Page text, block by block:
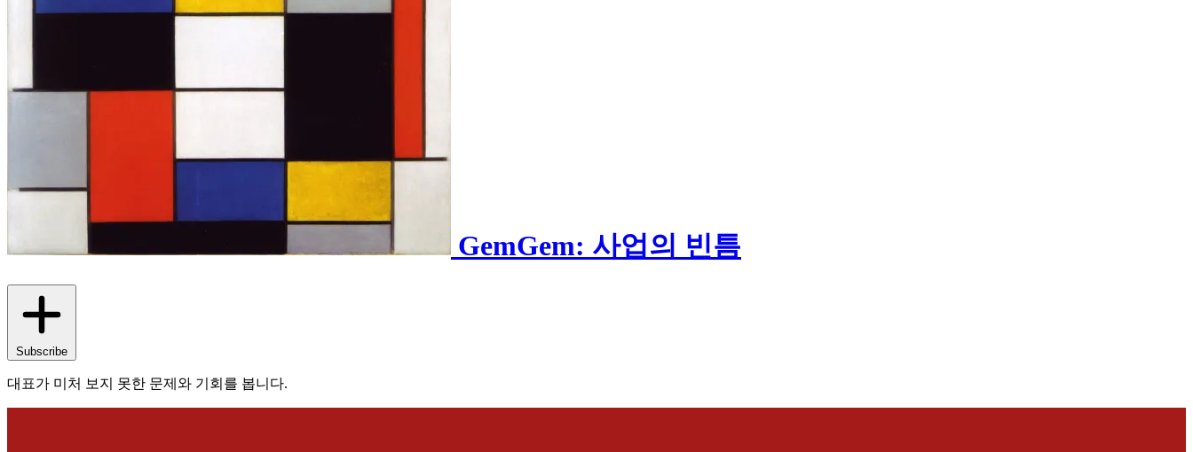
GemGem: 사업의 빈틈
Subscribe
대표가 미처 보지 못한 문제와 기회를 봅니다.